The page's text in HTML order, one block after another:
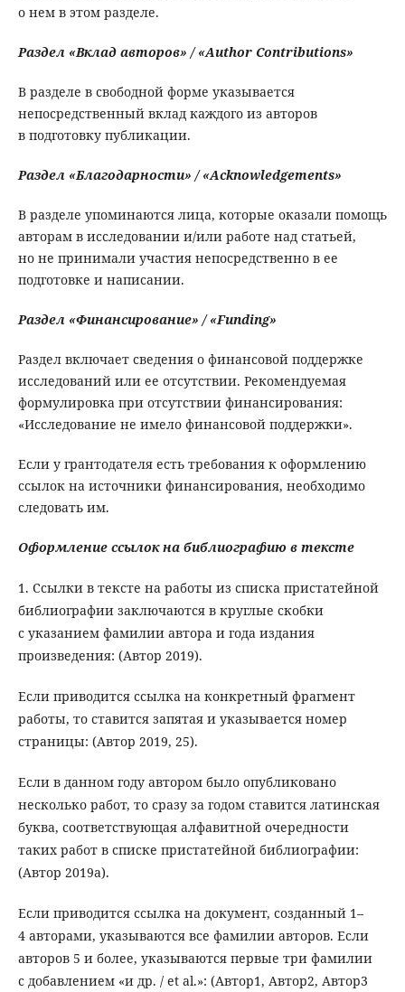
о нем в этом разделе.
Раздел «Вклад авторов» / «Author Contributions»
В разделе в свободной форме указывается
непосредственный вклад каждого из авторов
в подготовку публикации.
Раздел «Благодарности» / «Acknowledgements»
В разделе упоминаются лица, которые оказали помощь
авторам в исследовании и/или работе над статьей,
но не принимали участия непосредственно в ее
подготовке и написании.
Раздел «Финансирование» / «Funding»
Раздел включает сведения о финансовой поддержке
исследований или ее отсутствии. Рекомендуемая
формулировка при отсутствии финансирования:
«Исследование не имело финансовой поддержки».
Если у грантодателя есть требования к оформлению
ссылок на источники финансирования, необходимо
следовать им.
Оформление ссылок на библиографию в тексте
1. Ссылки в тексте на работы из списка пристатейной
библиографии заключаются в круглые скобки
с указанием фамилии автора и года издания
произведения: (Автор 2019).
Если приводится ссылка на конкретный фрагмент
работы, то ставится запятая и указывается номер
страницы: (Автор 2019, 25).
Если в данном году автором было опубликовано
несколько работ, то сразу за годом ставится латинская
буква, соответствующая алфавитной очередности
таких работ в списке пристатейной библиографии:
(Автор 2019a).
Если приводится ссылка на документ, созданный 1–
4 авторами, указываются все фамилии авторов. Если
авторов 5 и более, указываются первые три фамилии
с добавлением «и др. / et al.»: (Автор1, Автор2, Автор3